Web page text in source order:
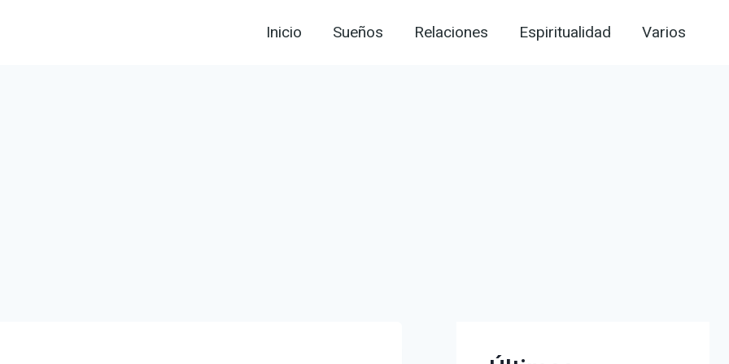
Inicio Sueños Relaciones Espiritualidad Varios